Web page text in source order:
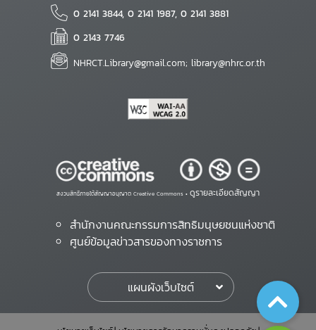
0 2141 3844, 0 2141 1987, 0 2141 3881
0 2143 7746
NHRCT.Library@gmail.com; library@nhrc.or.th
สงวนสิทธิ์ภายใต้สัญญาอนุญาต Creative Commons • ดูรายละเอียดสัญญา
สำนักงานคณะกรรมการสิทธิมนุษยชนแห่งชาติ
ศูนย์ข้อมูลข่าวสารของทางราชการ
แผนผังเว็บไซต์